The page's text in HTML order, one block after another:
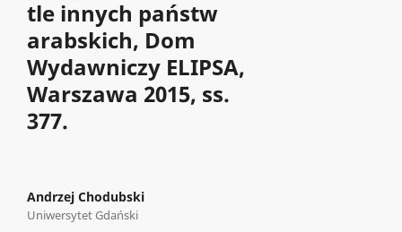
tle innych państw
arabskich, Dom
Wydawniczy ELIPSA,
Warszawa 2015, ss.
377.
Andrzej Chodubski
Uniwersytet Gdański